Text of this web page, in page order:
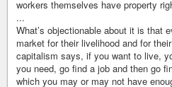
workers themselves have property
...
What’s objectionable about it is that
market for their livelihood and for
capitalism says, if you want to live,
you need, go find a job and then go
which you may or may not have